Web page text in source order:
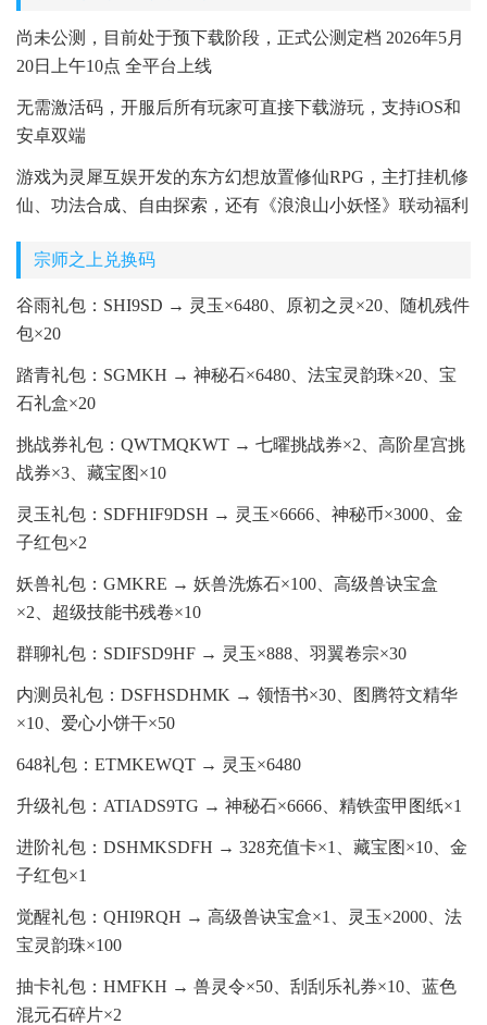
尚未公测，目前处于预下载阶段，正式公测定档 2026年5月
20日上午10点 全平台上线
无需激活码，开服后所有玩家可直接下载游玩，支持iOS和
安卓双端
游戏为灵犀互娱开发的东方幻想放置修仙RPG，主打挂机修
仙、功法合成、自由探索，还有《浪浪山小妖怪》联动福利
宗师之上兑换码
谷雨礼包：SHI9SD → 灵玉×6480、原初之灵×20、随机残件
包×20
踏青礼包：SGMKH → 神秘石×6480、法宝灵韵珠×20、宝
石礼盒×20
挑战券礼包：QWTMQKWT → 七曜挑战券×2、高阶星宫挑
战券×3、藏宝图×10
灵玉礼包：SDFHIF9DSH → 灵玉×6666、神秘币×3000、金
子红包×2
妖兽礼包：GMKRE → 妖兽洗炼石×100、高级兽诀宝盒
×2、超级技能书残卷×10
群聊礼包：SDIFSD9HF → 灵玉×888、羽翼卷宗×30
内测员礼包：DSFHSDHMK → 领悟书×30、图腾符文精华
×10、爱心小饼干×50
648礼包：ETMKEWQT → 灵玉×6480
升级礼包：ATIADS9TG → 神秘石×6666、精铁蛮甲图纸×1
进阶礼包：DSHMKSDFH → 328充值卡×1、藏宝图×10、金
子红包×1
觉醒礼包：QHI9RQH → 高级兽诀宝盒×1、灵玉×2000、法
宝灵韵珠×100
抽卡礼包：HMFKH → 兽灵令×50、刮刮乐礼券×10、蓝色
混元石碎片×2